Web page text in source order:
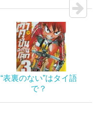
“表裏のない”はタイ語
で？